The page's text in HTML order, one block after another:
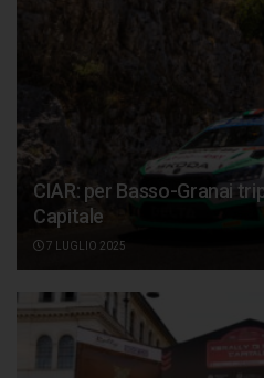
CIAR: per Basso-Granai
Capitale
7 LUGLIO 2025